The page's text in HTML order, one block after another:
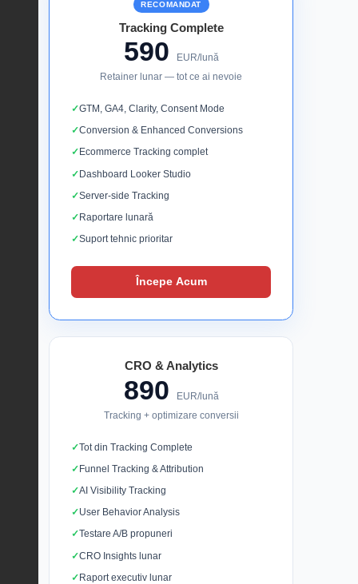
RECOMANDAT
Tracking Complete
590 EUR/lună
Retainer lunar — tot ce ai nevoie
GTM, GA4, Clarity, Consent Mode
Conversion & Enhanced Conversions
Ecommerce Tracking complet
Dashboard Looker Studio
Server-side Tracking
Raportare lunară
Suport tehnic prioritar
Începe Acum
CRO & Analytics
890 EUR/lună
Tracking + optimizare conversii
Tot din Tracking Complete
Funnel Tracking & Attribution
AI Visibility Tracking
User Behavior Analysis
Testare A/B propuneri
CRO Insights lunar
Raport executiv lunar